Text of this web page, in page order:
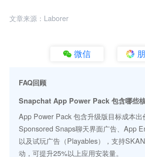
文章来源：Laborer
微信
FAQ回顾
Snapchat App Power Pack 包含哪些
App Power Pack 包含升级版目标成本出
Sponsored Snaps聊天界面广告、App
以及试玩广告（Playables），支持
动，可提升25%以上应用安装量。